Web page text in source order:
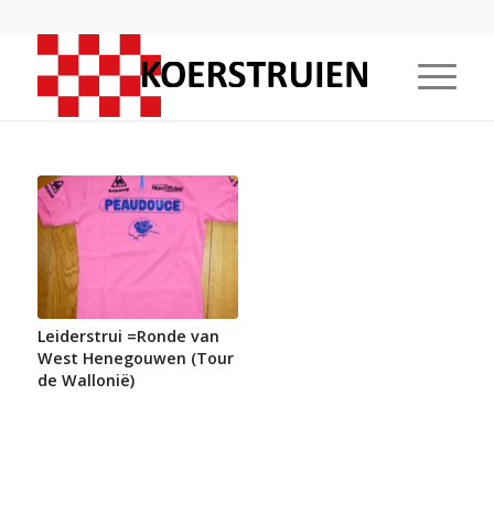
Leiderstrui =Ronde van
West Henegouwen (Tour
de Wallonië)